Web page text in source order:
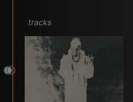
tracks